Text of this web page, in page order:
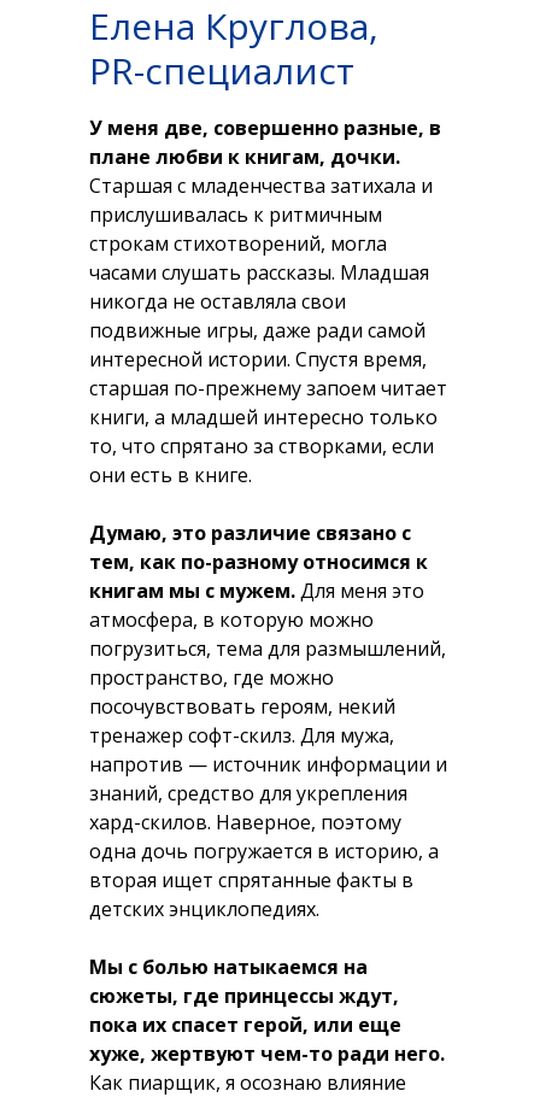
Елена Круглова,
PR-специалист
У меня две, совершенно разные, в
плане любви к книгам, дочки.
Старшая с младенчества затихала и
прислушивалась к ритмичным
строкам стихотворений, могла
часами слушать рассказы. Младшая
никогда не оставляла свои
подвижные игры, даже ради самой
интересной истории. Спустя время,
старшая по-прежнему запоем читает
книги, а младшей интересно только
то, что спрятано за створками, если
они есть в книге.
Думаю, это различие связано с
тем, как по-разному относимся к
книгам мы с мужем.Для меня это
атмосфера, в которую можно
погрузиться, тема для размышлений,
пространство, где можно
посочувствовать героям, некий
тренажер софт-скилз. Для мужа,
напротив — источник информации и
знаний, средство для укрепления
хард-скилов. Наверное, поэтому
одна дочь погружается в историю, а
вторая ищет спрятанные факты в
детских энциклопедиях.
Мы с болью натыкаемся на
сюжеты, где принцессы ждут,
пока их спасет герой, или еще
хуже, жертвуют чем-то ради него.
Как пиарщик, я осознаю влияние